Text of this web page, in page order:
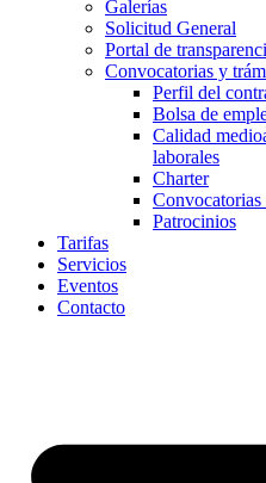
Galerías
Solicitud General
Portal de
Convocatorias y
Perfil del
Bolsa de
Calidad
laborales
Charter
Convocatorias
Patrocinios
Tarifas
Servicios
Eventos
Contacto